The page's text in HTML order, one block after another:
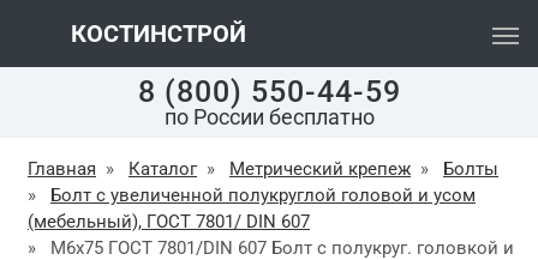
КОСТИНСТРОЙ
8 (800) 550-44-59
по России бесплатно
Главная » Каталог » Метрический крепеж »
Болты
»
Болт с увеличенной полукруглой головой и усом
(мебельный), ГОСТ 7801/ DIN 607
»
М6х75 ГОСТ 7801/DIN 607 Болт с полукруг. головкой и